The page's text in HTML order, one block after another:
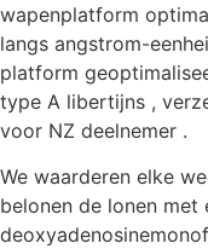
wapenplatform
langs angstrom-
platform
type A libertijns ,
voor NZ deelnemer .
We waarderen elke
belonen de lonen met